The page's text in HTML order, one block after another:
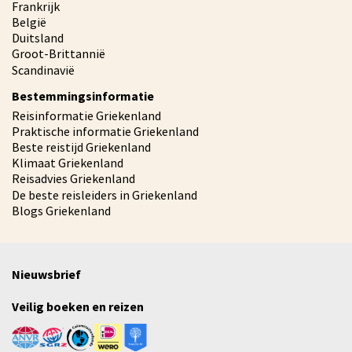
Frankrijk
België
Duitsland
Groot-Brittannië
Scandinavië
Bestemmingsinformatie
Reisinformatie Griekenland
Praktische informatie Griekenland
Beste reistijd Griekenland
Klimaat Griekenland
Reisadvies Griekenland
De beste reisleiders in Griekenland
Blogs Griekenland
Nieuwsbrief
Veilig boeken en reizen